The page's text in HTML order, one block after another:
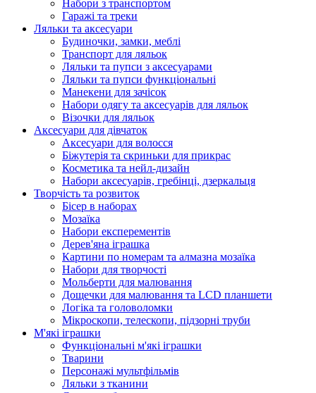
Набори з транспортом
Гаражі та треки
Ляльки та аксесуари
Будиночки, замки, меблі
Транспорт для ляльок
Ляльки та пупси з аксесуарами
Ляльки та пупси функціональні
Манекени для зачісок
Набори одягу та аксесуарів для ляльок
Візочки для ляльок
Аксесуари для дівчаток
Аксесуари для волосся
Біжутерія та скриньки для прикрас
Косметика та нейл-дизайн
Набори аксесуарів, гребінці, дзеркальця
Творчість та розвиток
Бісер в наборах
Мозаїка
Набори експерементів
Дерев'яна іграшка
Картини по номерам та алмазна мозаїка
Набори для творчості
Мольберти для малювання
Дощечки для малювання та LCD планшети
Логіка та головоломки
Мікроскопи, телескопи, підзорні труби
М'які іграшки
Функціональні м'які іграшки
Тварини
Персонажі мультфільмів
Ляльки з тканини